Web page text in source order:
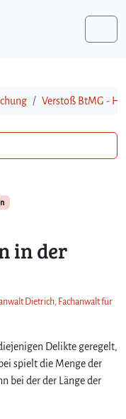
Verstoß BtMG -
in der
Dietrich, Fachanwalt für
Delikte geregelt,
spielt die Menge der
bei der der Länge der